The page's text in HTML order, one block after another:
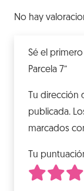
No hay
Sé el primero
Parcela 7”
Tu
publicada.
marcados
Tu